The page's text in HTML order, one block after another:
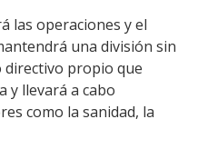
las operaciones y el
una división sin
directivo propio que
y llevará a cabo
como la sanidad, la